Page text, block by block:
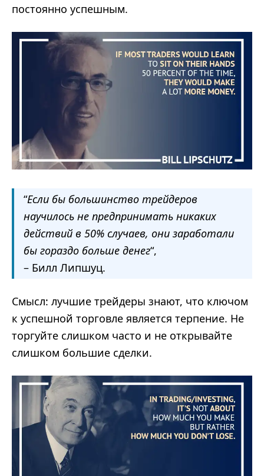
постоянно успешным.
“Если бы большинство трейдеров
научилось не предпринимать никаких
действий в 50% случаев, они заработали
бы гораздо больше денег“,
– Билл Липшуц.
Смысл: лучшие трейдеры знают, что ключом
к успешной торговле является терпение. Не
торгуйте слишком часто и не открывайте
слишком большие сделки.